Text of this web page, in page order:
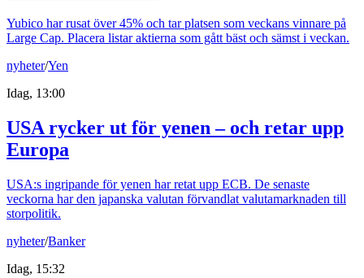
Yubico har rusat över 45% och tar platsen som veckans vinnare på
Large Cap. Placera listar aktierna som gått bäst och sämst i veckan.
nyheter/Yen
Idag, 13:00
USA rycker ut för yenen – och retar upp
Europa
USA:s ingripande för yenen har retat upp ECB. De senaste
veckorna har den japanska valutan förvandlat valutamarknaden till
storpolitik.
nyheter/Banker
Idag, 15:32